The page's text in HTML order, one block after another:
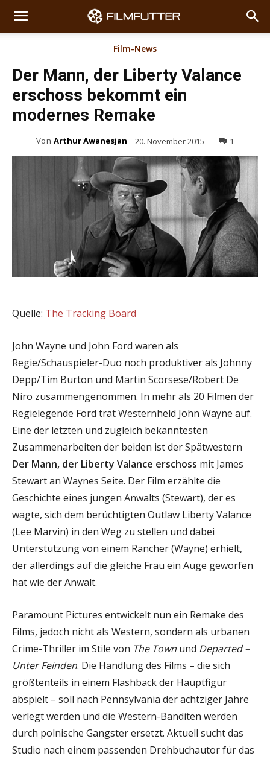
Film-News
Der Mann, der Liberty Valance
erschoss bekommt ein
modernes Remake
Von Arthur Awanesjan 20. November 2015 1
Quelle: The Tracking Board
John Wayne und John Ford waren als
Regie/Schauspieler-Duo noch produktiver als Johnny
Depp/Tim Burton und Martin Scorsese/Robert De
Niro zusammengenommen. In mehr als 20 Filmen der
Regielegende Ford trat Westernheld John Wayne auf.
Eine der letzten und zugleich bekanntesten
Zusammenarbeiten der beiden ist der Spätwestern
Der Mann, der Liberty Valance erschoss mit James
Stewart an Waynes Seite. Der Film erzählte die
Geschichte eines jungen Anwalts (Stewart), der es
wagte, sich dem berüchtigten Outlaw Liberty Valance
(Lee Marvin) in den Weg zu stellen und dabei
Unterstützung von einem Rancher (Wayne) erhielt,
der allerdings auf die gleiche Frau ein Auge geworfen
hat wie der Anwalt.
Paramount Pictures entwickelt nun ein Remake des
Films, jedoch nicht als Western, sondern als urbanen
Crime-Thriller im Stile von The Town und Departed –
Unter Feinden. Die Handlung des Films – die sich
größtenteils in einem Flashback der Hauptfigur
abspielt – soll nach Pennsylvania der achtziger Jahre
verlegt werden und die Western-Banditen werden
durch polnische Gangster ersetzt. Aktuell sucht das
Studio nach einem passenden Drehbuchautor für das